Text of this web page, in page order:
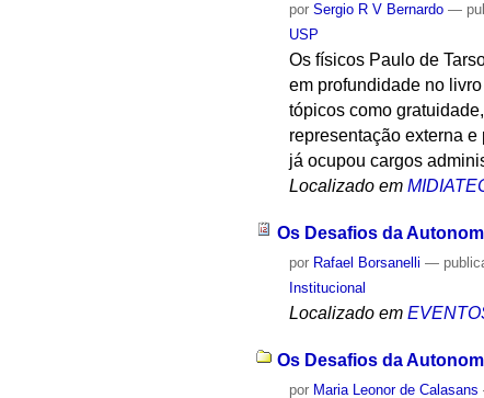
porSergio R V Bernardo —
USP
Os físicos Paulo de
em profundidade no
tópicos como
representação externa
já ocupou cargos
Localizado em
Os Desafios da
por Rafael Borsanelli —
Institucional
Localizado em
Os Desafios da
por Maria Leonor de Calasans